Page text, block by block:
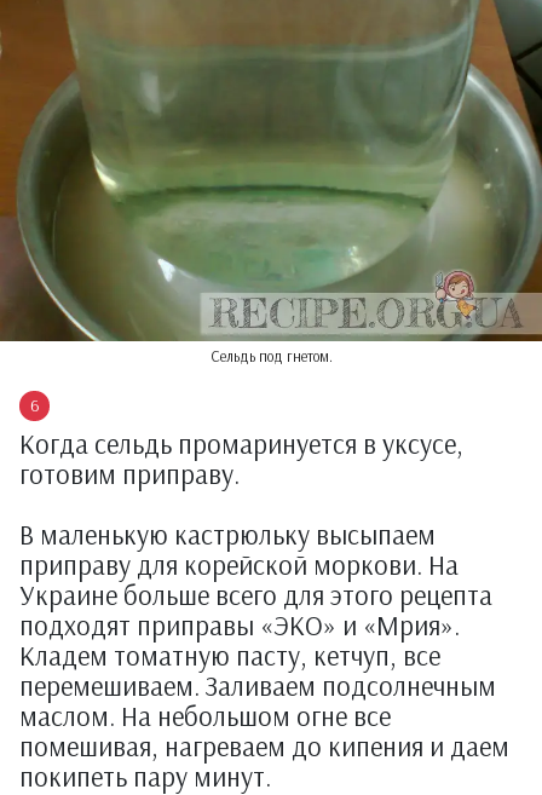
Сельдь под гнетом.
Когда сельдь промаринуется в уксусе,
готовим приправу.
В маленькую кастрюльку высыпаем
приправу для корейской моркови. На
Украине больше всего для этого рецепта
подходят приправы «ЭКО» и «Мрия».
Кладем томатную пасту, кетчуп, все
перемешиваем. Заливаем подсолнечным
маслом. На небольшом огне все
помешивая, нагреваем до кипения и даем
покипеть пару минут.